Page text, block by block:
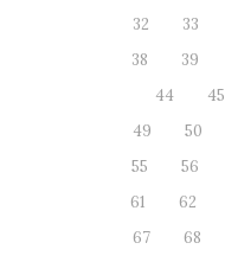
32 33
38
39
44
45
49
50
55
56
61
62
67
68